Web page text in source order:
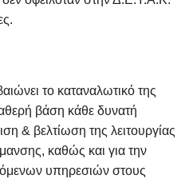
το καταναλωτικό της
βάση κάθε δυνατή
& βελτίωση της λειτουργίας
καθώς και για την
υπηρεσιών στους